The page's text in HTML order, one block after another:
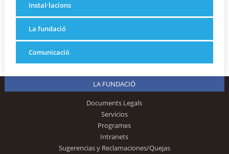
Instal·lacions
La fundació
Comunicació
LA FUNDACIÓ
Documents Legals
Servicios
Programes
Intranets
Sugerencias y Reclamaciones/Quejas